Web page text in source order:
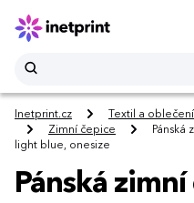
Inetprint.cz Textil a oblečení
Zimní čepice
Pánská
light blue, onesize
Pánská